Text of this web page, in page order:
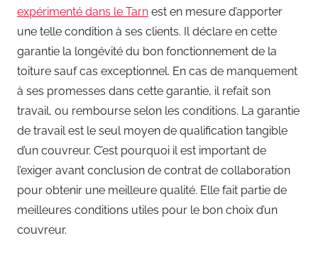
expérimenté dans le Tarn est en mesure d’apporter
une telle condition à ses clients. Il déclare en cette
garantie la longévité du bon fonctionnement de la
toiture sauf cas exceptionnel. En cas de manquement
à ses promesses dans cette garantie, il refait son
travail, ou rembourse selon les conditions. La garantie
de travail est le seul moyen de qualification tangible
d’un couvreur. C’est pourquoi il est important de
l’exiger avant conclusion de contrat de collaboration
pour obtenir une meilleure qualité. Elle fait partie de
meilleures conditions utiles pour le bon choix d’un
couvreur.